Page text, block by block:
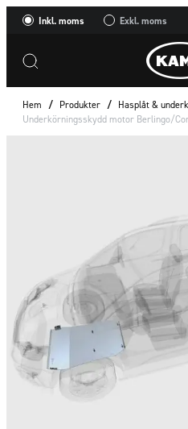
Inkl. moms Exkl. moms
Hem / Produkter / Hasplåt &
Underkörningsskydd motor Berlingo/